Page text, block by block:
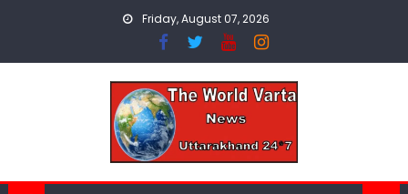
Friday, August 07, 2026